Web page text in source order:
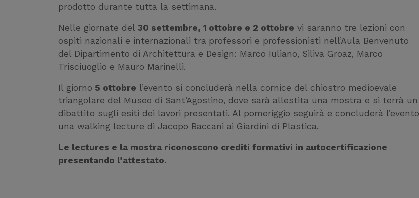
prodotto durante tutta la settimana.
Nelle giornate del 30 settembre, 1 ottobre e 2 ottobre vi saranno tre lezioni con
ospiti nazionali e internazionali tra professori e professionisti nell’Aula Benvenuto
del Dipartimento di Architettura e Design: Marco Iuliano, Siliva Groaz, Marco
Trisciuoglio e Mauro Marinelli.
Il giorno 5 ottobre l’evento si concluderà nella cornice del chiostro medioevale
triangolare del Museo di Sant’Agostino, dove sarà allestita una mostra e si terrà un
dibattito sugli esiti dei lavori presentati. Al pomeriggio seguirà e concluderà l’evento
una walking lecture di Jacopo Baccani ai Giardini di Plastica.
Le lectures e la mostra riconoscono crediti formativi in autocertificazione
presentando l’attestato.